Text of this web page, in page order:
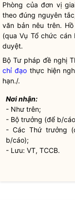
Phòng của đơn vị
theo đúng nguyên
văn bản nêu trên.
(qua Vụ Tổ chức
duyệt.
Bộ Tư pháp đề nghị
chỉ đạothực hiện
hạn./.
Nơi nhận:
- Như trên;
- Bộ trưởng (để b/
- Các Thứ trưởng
b/cáo);
- Lưu: VT, TCCB.